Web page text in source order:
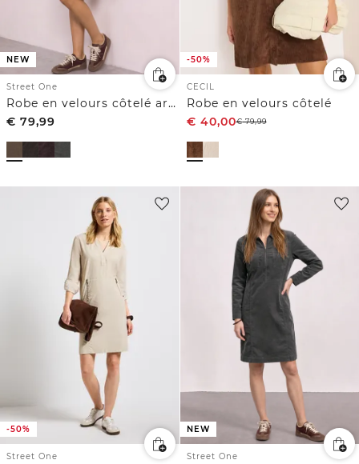
NEW
Street One
Robe en velours côtelé arrivant aux genoux, à fermeture zip
€ 79,99
-50%
CECIL
Robe en velours côtelé
€ 40,00€79,99
-50%
Street One
NEW
Street One